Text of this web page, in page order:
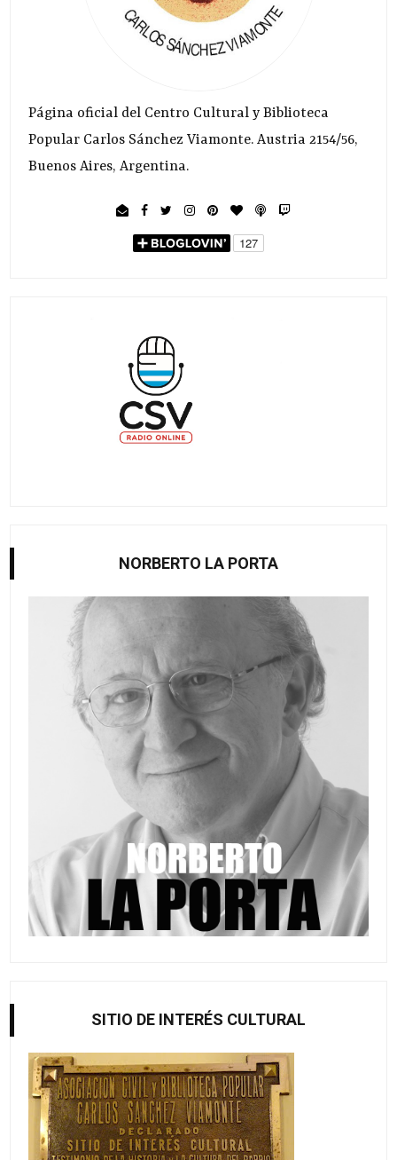
Página oficial del Centro Cultural y Biblioteca
Popular Carlos Sánchez Viamonte. Austria 2154/56,
Buenos Aires, Argentina.
NORBERTO LA PORTA
SITIO DE INTERÉS CULTURAL